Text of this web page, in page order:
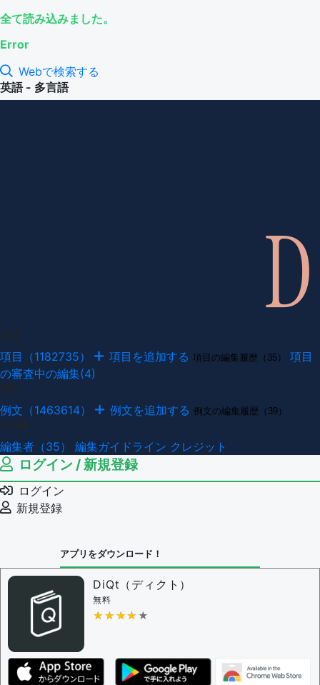
全て読み込みました。
Error
Webで検索する
英語 - 多言語
項目（1182735） 項目を追加する 項目の編集履歴（35）
項目
の審査中の編集(4)
例文（1463614） 例文を追加する 例文の編集履歴（39）
編集者（35） 編集ガイドライン クレジット
ログイン / 新規登録
ログイン
新規登録
アプリをダウンロード！
DiQt（ディクト）
無料
★★★★★
★★★★★